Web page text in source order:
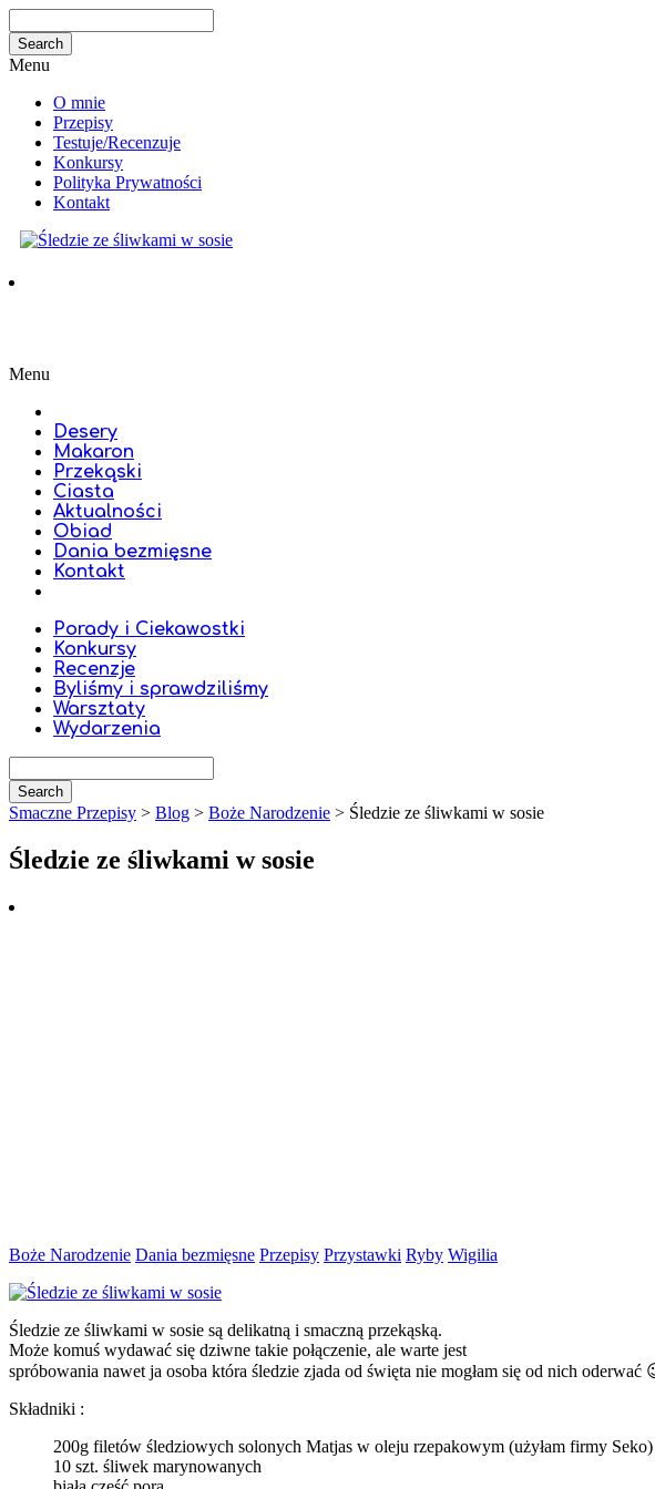
Menu
O mnie
Przepisy
Testuje/Recenzuje
Konkursy
Polityka Prywatności
Kontakt
Menu
Desery
Makaron
Przekąski
Ciasta
Aktualności
Obiad
Dania bezmięsne
Kontakt
Porady i Ciekawostki
Konkursy
Recenzje
Byliśmy i sprawdziliśmy
Warsztaty
Wydarzenia
Smaczne Przepisy > Blog > Boże Narodzenie > Śledzie ze śliwkami w sosie
Śledzie ze śliwkami w sosie
Boże Narodzenie Dania bezmięsne Przepisy Przystawki Ryby Wigilia
Śledzie ze śliwkami w sosie są delikatną i smaczną przekąską.
Może komuś wydawać się dziwne takie połączenie, ale warte jest
spróbowania nawet ja osoba która śledzie zjada od święta nie mogłam się od nich oderwać
Składniki :
200g filetów śledziowych solonych Matjas w oleju rzepakowym (użyłam firmy Seko)
10 szt. śliwek marynowanych